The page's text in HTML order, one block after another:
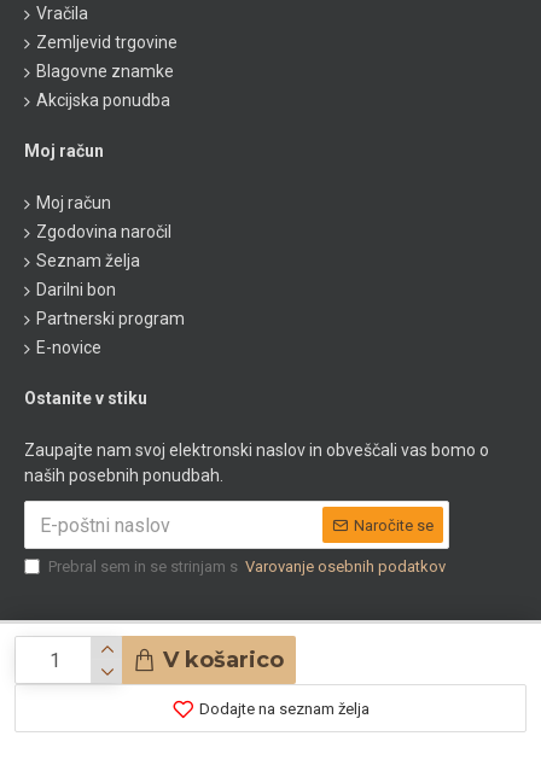
V košarico
Dodajte na seznam želja
Vračila
Zemljevid trgovine
Blagovne znamke
Akcijska ponudba
Moj račun
Moj račun
Zgodovina naročil
Seznam želja
Darilni bon
Partnerski program
E-novice
Ostanite v stiku
Zaupajte nam svoj elektronski naslov in obveščali vas bomo o
naših posebnih ponudbah.
Naročite se
Prebral sem in se strinjam s Varovanje osebnih podatkov
© 2020 Apoteka Natura